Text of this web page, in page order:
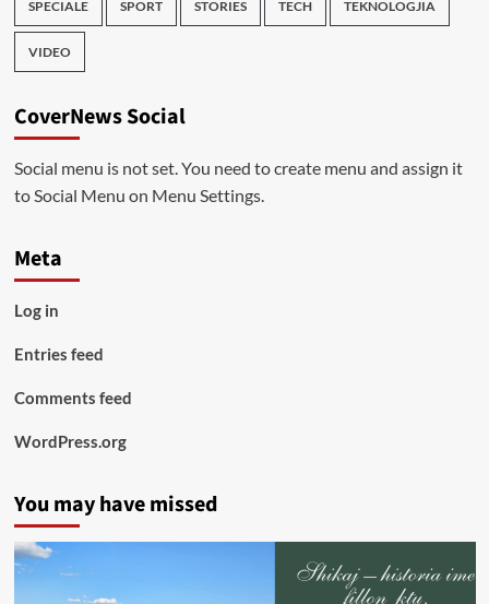
SPECIALE SPORT STORIES TECH TEKNOLOGJIA
VIDEO
CoverNews Social
Social menu is not set. You need to create menu and assign it
to Social Menu on Menu Settings.
Meta
Log in
Entries feed
Comments feed
WordPress.org
You may have missed